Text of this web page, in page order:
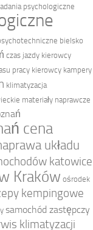
psychologiczne
bielsko
czas jazdy kierowcy
pracy kierowcy kampery
klimatyzacja
materiały naprawcze
cena
układu
katowice
Kraków ośrodek
kempingowe
samochód zastępczy
klimatyzacji